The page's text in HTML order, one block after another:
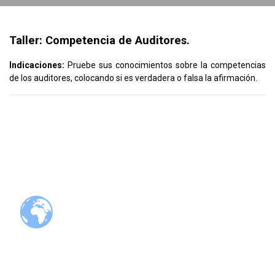
Taller: Competencia de Auditores.
Indicaciones: Pruebe sus conocimientos sobre la competencias
de los auditores, colocando si es verdadera o falsa la afirmación.